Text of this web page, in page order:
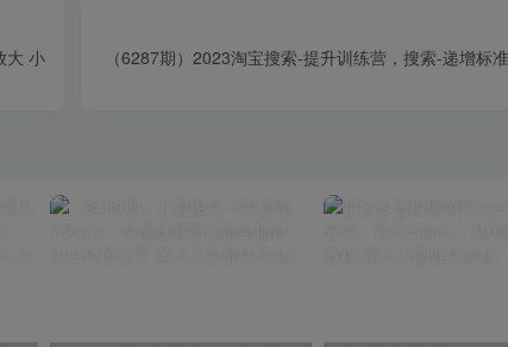
大 小
（6287期）2023淘宝搜索-提升训练营，搜索-递增标